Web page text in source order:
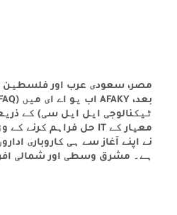
مصر، سعودی عرب اور فلسطین
ٹیکنالوجی ایل ایل سی) کے
نے اپنے آغاز سے ہی کاروباری
ہے۔ مشرق وسطی اور شمالی